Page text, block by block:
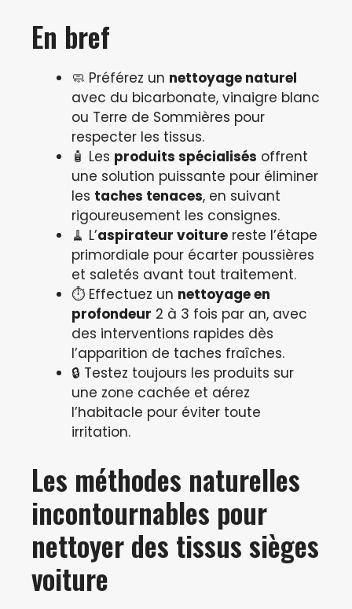
En bref
🧼 Préférez un nettoyage naturel
avec du bicarbonate, vinaigre blanc
ou Terre de Sommières pour
respecter les tissus.
🧴 Les produits spécialisés offrent
une solution puissante pour éliminer
les taches tenaces, en suivant
rigoureusement les consignes.
🧹 L’aspirateur voiture reste l’étape
primordiale pour écarter poussières
et saletés avant tout traitement.
⏱ Effectuez un nettoyage en
profondeur 2 à 3 fois par an, avec
des interventions rapides dès
l’apparition de taches fraîches.
🔒 Testez toujours les produits sur
une zone cachée et aérez
l’habitacle pour éviter toute
irritation.
Les méthodes naturelles
incontournables pour
nettoyer des tissus sièges
voiture